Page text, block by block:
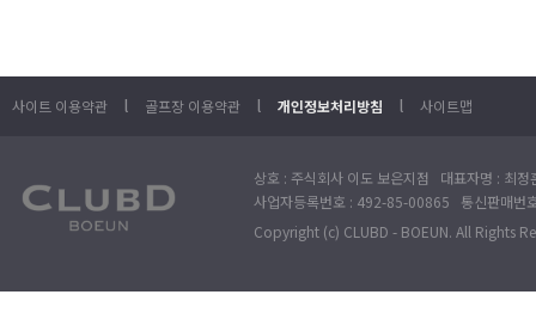
사이트 이용약관 l 골프장 이용약관 l 개인정보처리방침 l 사이트맵
상호 : 주식회사 이도 보은지점 대표자명 : 최
사업자등록번호 : 492-85-00865 통신판매
Copyright (c) CLUBD - BOEUN. All Rights